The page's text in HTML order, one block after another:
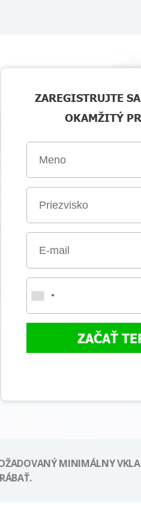
ZAREGISTRUJTE
OKAMŽITÝ
ZAČAŤ
MINIMÁLNY